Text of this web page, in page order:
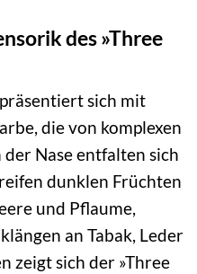
des »Three
sich mit
die von komplexen
Nase entfalten sich
dunklen Früchten
und Pflaume,
an Tabak, Leder
zeigt sich der »Three